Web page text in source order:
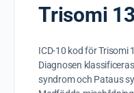
Trisomi
ICD-10 kod för Trisomi
Diagnosen
syndrom och Pataus